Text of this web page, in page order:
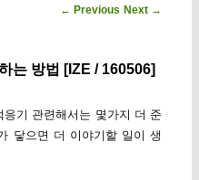
Post navigation
← Previous Next →
는 방법 [IZE / 160506]
기 관련해서는 몇가지 더 준
닿으면 더 이야기할 일이 생